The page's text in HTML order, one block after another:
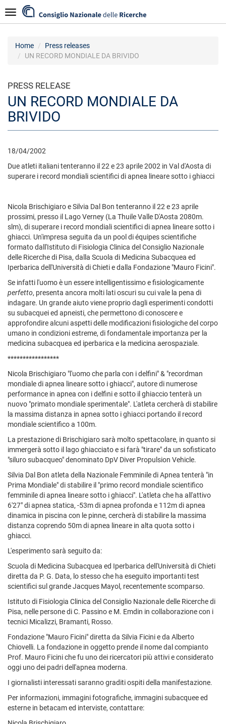
to
main
Navigazione
Home
Press releases
UN RECORD MONDIALE DA BRIVIDO
PRESS RELEASE
UN RECORD MONDIALE DA
BRIVIDO
18/04/2002
Due atleti italiani tenteranno il 22 e 23 aprile 2002 in Val d'Aosta di
superare i record mondiali scientifici di apnea lineare sotto i ghiacci
Nicola Brischigiaro e Silvia Dal Bon tenteranno il 22 e 23 aprile
prossimi, presso il Lago Verney (La Thuile Valle D'Aosta 2080m.
slm), di superare i record mondiali scientifici di apnea lineare sotto i
ghiacci. Un'impresa seguita da un pool di équipes scientifiche
formato dall'Istituto di Fisiologia Clinica del Consiglio Nazionale
delle Ricerche di Pisa, dalla Scuola di Medicina Subacquea ed
Iperbarica dell'Università di Chieti e dalla Fondazione "Mauro Ficini".
Se infatti l'uomo è un essere intelligentissimo e fisiologicamente
perfetto, presenta ancora molti lati oscuri su cui vale la pena di
indagare. Un grande aiuto viene proprio dagli esperimenti condotti
su subacquei ed apneisti, che permettono di conoscere e
approfondire alcuni aspetti delle modificazioni fisiologiche del corpo
umano in condizioni estreme, di fondamentale importanza per la
medicina subacquea ed iperbarica e la medicina aerospaziale.
*****************
Nicola Brischigiaro "l'uomo che parla con i delfini" & "recordman
mondiale di apnea lineare sotto i ghiacci", autore di numerose
performance in apnea con i delfini e sotto il ghiaccio tenterà un
nuovo "primato mondiale sperimentale". L'atleta cercherà di stabilire
la massima distanza in apnea sotto i ghiacci portando il record
mondiale scientifico a 100m.
La prestazione di Brischigiaro sarà molto spettacolare, in quanto si
immergerà sotto il lago ghiacciato e si farà "tirare" da un sofisticato
"siluro subacqueo" denominato DpV Diver Propulsion Vehicle.
Silvia Dal Bon atleta della Nazionale Femminile di Apnea tenterà "in
Prima Mondiale" di stabilire il "primo record mondiale scientifico
femminile di apnea lineare sotto i ghiacci". L'atleta che ha all'attivo
6'27" di apnea statica, -53m di apnea profonda e 112m di apnea
dinamica in piscina con le pinne, cercherà di stabilire la massima
distanza coprendo 50m di apnea lineare in alta quota sotto i
ghiacci.
L'esperimento sarà seguito da:
Scuola di Medicina Subacquea ed Iperbarica dell'Università di Chieti
diretta da P. G. Data, lo stesso che ha eseguito importanti test
scientifici sul grande Jacques Mayol, recentemente scomparso.
Istituto di Fisiologia Clinica del Consiglio Nazionale delle Ricerche di
Pisa, nelle persone di C. Passino e M. Emdin in collaborazione con i
tecnici Micalizzi, Bramanti, Rosso.
Fondazione "Mauro Ficini" diretta da Silvia Ficini e da Alberto
Chiovelli. La fondazione in oggetto prende il nome dal compianto
Prof. Mauro Ficini che fu uno dei ricercatori più attivi e considerato
oggi uno dei padri dell'apnea moderna.
I giornalisti interessati saranno graditi ospiti della manifestazione.
Per informazioni, immagini fotografiche, immagini subacquee ed
esterne in betacam ed interviste, contattare: